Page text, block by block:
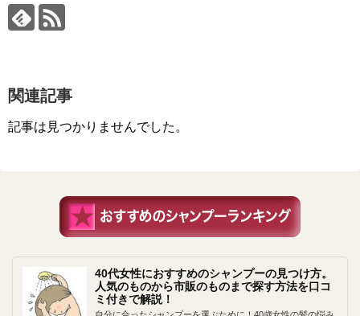
関連記事
記事は見つかりませんでした。
40代女性におすすめのシャンプーの見つけ方。
人気のものから市販のものまで探す方法を口コ
ミ付きで解説！